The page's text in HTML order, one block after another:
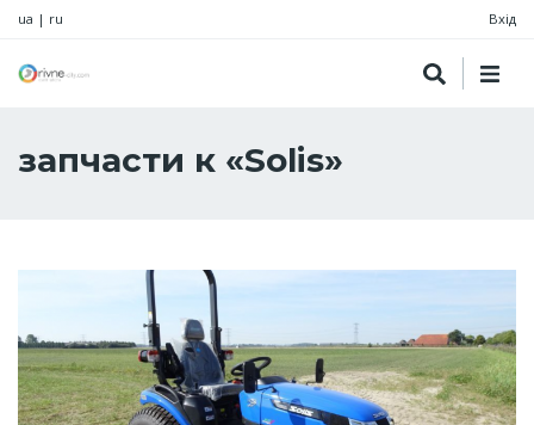
ua | ru Вхід
запчасти к «Solis»